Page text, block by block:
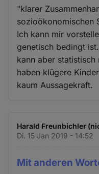
"klarer
sozioökonomischen
Ich kann mir
genetisch bedingt
kann aber
haben klügere
kaum Aussagekraft.
Harald Freunbichler
Di. 15 Jan 2019 - 14:52
Mit anderen